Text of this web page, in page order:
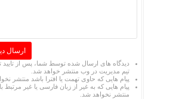
دیدگاه های ارسال شده توسط شما، پس از تایید
تیم مدیریت در وب منتشر خواهد شد.
پیام هایی که حاوی تهمت یا افترا باشد منتشر
پیام هایی که به غیر از زبان فارسی یا غیر مرتبط
منتشر نخواهد شد.